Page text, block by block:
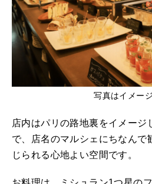
写真はイメー
店内はパリの路地裏をイメージ
で、店名のマルシェにちなんで
じられる心地よい空間です。